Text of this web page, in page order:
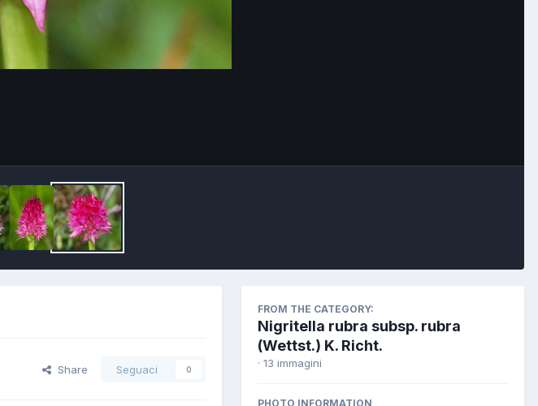
Share Seguaci 0
FROM THE CATEGORY:
Nigritella rubra subsp. rubra
(Wettst.) K. Richt.
· 13 immagini
PHOTO INFORMATION